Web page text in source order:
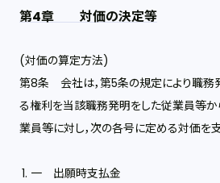
第4章 対価の決定等
(対価の算定方法)
第8条 会社は，第5条の規定により職務
る権利を当該職務発明をした従業員等か
業員等に対し，次の各号に定める対価を
一 出願時支払金